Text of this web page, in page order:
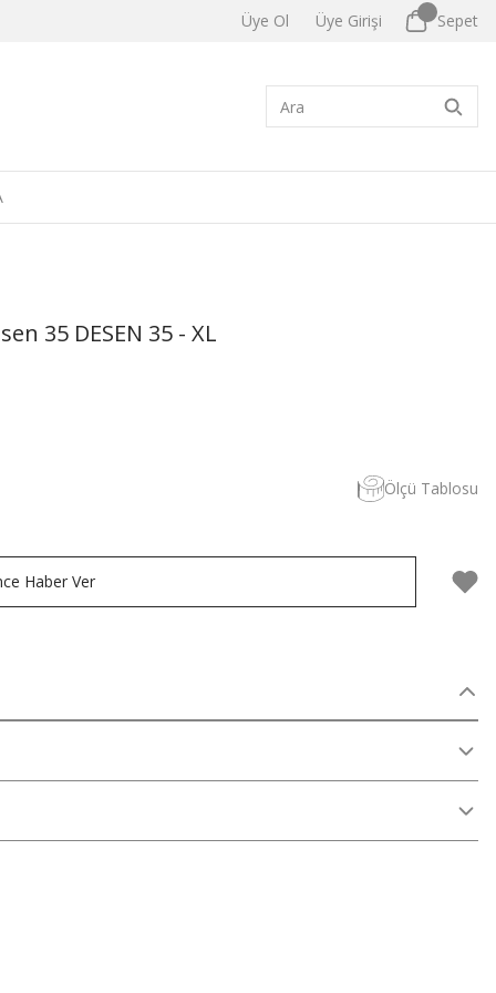
Üye Ol Üye Girişi Sepet
35 DESEN 35 - XL
Ölçü Tablosu
Haber Ver